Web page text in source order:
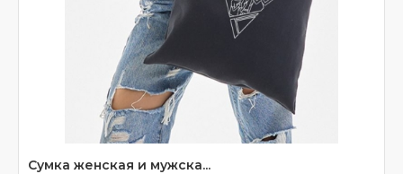
Сумка женская и мужска...